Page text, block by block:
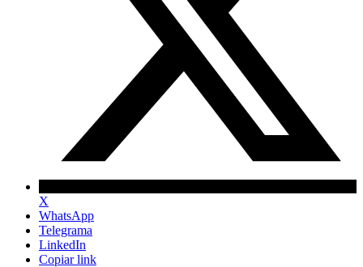
X
WhatsApp
Telegrama
LinkedIn
Copiar link